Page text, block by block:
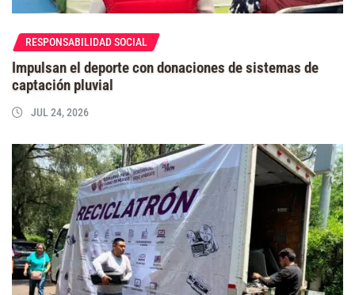
RESPONSABILIDAD SOCIAL
Impulsan el deporte con donaciones de sistemas de
captación pluvial
JUL 24, 2026